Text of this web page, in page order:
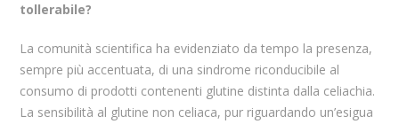
tollerabile?
La comunità scientifica ha evidenziato da tempo la presenza,
sempre più accentuata, di una sindrome riconducibile al
consumo di prodotti contenenti glutine distinta dalla celiachia.
La sensibilità al glutine non celiaca, pur riguardando un’esigua